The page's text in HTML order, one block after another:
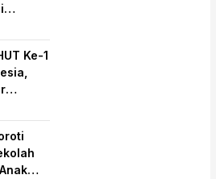
Asta
Ke-1
dan